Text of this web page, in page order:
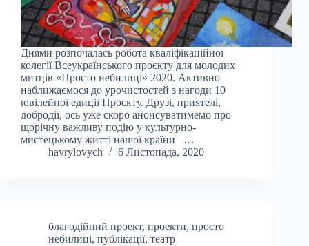
Днями розпочалась робота кваліфікаційної
колегії Всеукраїнського проєкту для молодих
митців «Просто небилиці» 2020. Активно
наближаємося до урочистостей з нагоди 10
ювілейної едиції Проєкту. Друзі, приятелі,
добродії, ось уже скоро анонсуватимемо про
щорічну важливу подію у культурно-
мистецькому житті нашої країни –…
havrylovych
6 Листопада, 2020
благодійний проект, проекти, просто
небилиці, публікації, театр